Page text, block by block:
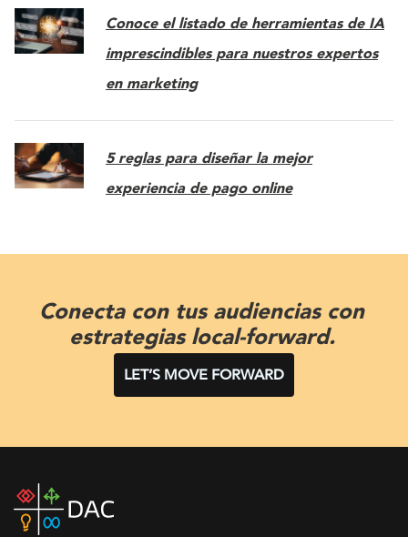
Conoce el listado de herramientas de IA
imprescindibles para nuestros expertos
en marketing
5 reglas para diseñar la mejor
experiencia de pago online
Conecta con tus audiencias con
estrategias local-forward.
LET’S MOVE FORWARD
DAC
home